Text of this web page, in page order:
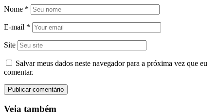
Nome *
E-mail *
Site
Salvar meus dados neste navegador para a próxima vez que eu
comentar.
Veja também